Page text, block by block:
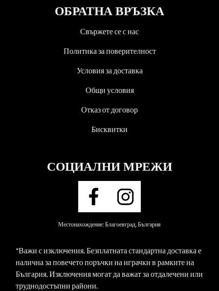
ОБРАТНА ВРЪЗКА
Свържете се с нас
Политика за поверителност
Условия за доставка
Общи условия
Отказ от договор
Бисквитки
СОЦИАЛНИ МРЕЖИ
Местонахождение: Благоевград, България
*Важи с изключения. Безплатната стандартна доставка е
налична за повечето поръчки на играчки в рамките на
България. Изключения могат да важат за отдалечени или
труднодостъпни райони.